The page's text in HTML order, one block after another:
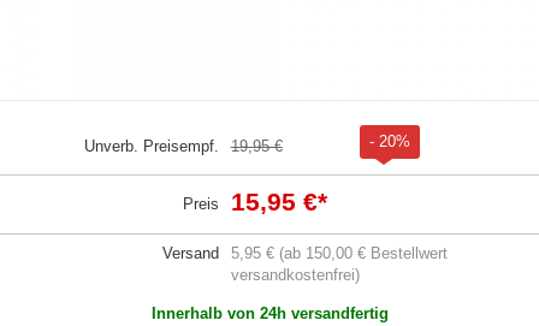
Unverb. Preisempf. 19,95 € - 20%
Preis 15,95 €*
Versand
5,95 € (ab 150,00 € Bestellwert
versandkostenfrei)
Innerhalb von 24h versandfertig